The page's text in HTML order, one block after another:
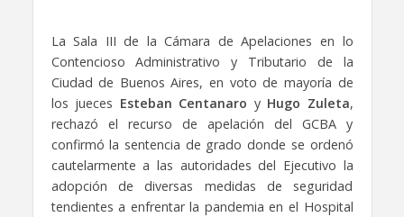
La Sala III de la Cámara de Apelaciones en lo
Contencioso Administrativo y Tributario de la
Ciudad de Buenos Aires, en voto de mayoría de
los jueces Esteban Centanaro y Hugo Zuleta,
rechazó el recurso de apelación del GCBA y
confirmó la sentencia de grado donde se ordenó
cautelarmente a las autoridades del Ejecutivo la
adopción de diversas medidas de seguridad
tendientes a enfrentar la pandemia en el Hospital